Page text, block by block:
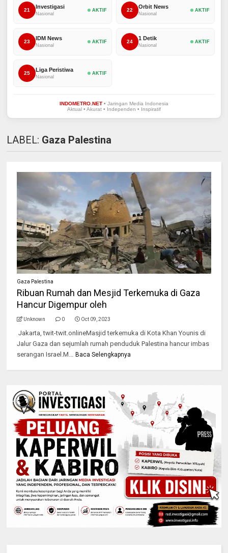
21
Investigasi
Nasional
AKTIF 22
Orbit News
Nasional
AKTIF
23
IDM News
Nasional
AKTIF 24
1 Detik
Nasional
AKTIF
25
Liga Peristiwa
Nasional
AKTIF
INDOMETRO.NET• Jaringan Media Indonesia
Aktual • Akurat • Independen • Inspiratif
LABEL: Gaza Palestina
Gaza Palestina
Ribuan Rumah dan Mesjid Terkemuka di Gaza
Hancur Digempur oleh
Unknown 0 Oct 09, 2023
Jakarta, twit-twit.onlineMasjid terkemuka di Kota Khan Younis di
Jalur Gaza dan sejumlah rumah penduduk Palestina hancur imbas
serangan Israel.M...
Baca Selengkapnya